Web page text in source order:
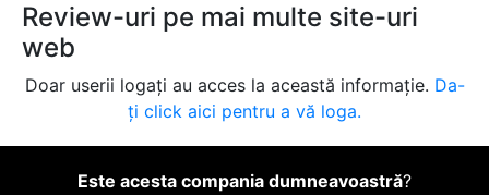
Review-uri pe mai multe site-uri
web
Doar userii logați au acces la această informație. Da-
ți click aici pentru a vă loga.
Este acesta compania dumneavoastră?